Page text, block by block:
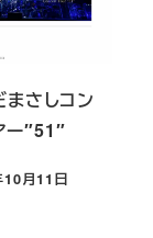
さしコン
ー″51″
月11日